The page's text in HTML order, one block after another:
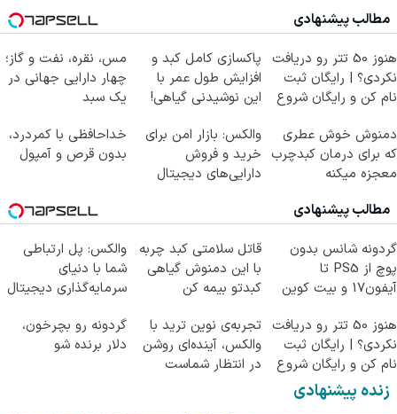
مطالب پیشنهادی
هنوز 50 تتر رو دریافت
نکردی؟ | رایگان ثبت
نام کن و رایگان شروع
پاکسازی کامل کبد و
افزایش طول عمر با
این نوشیدنی گیاهی!
مس، نقره، نفت و گاز؛
چهار دارایی جهانی در
یک سبد
دمنوش خوش عطری
که برای درمان کبدچرب
معجزه میکنه
والکس: بازار امن برای
خرید و فروش
دارایی‌های دیجیتال
خداحافظی با کمردرد،
بدون قرص و آمپول
مطالب پیشنهادی
گردونه شانس بدون
پوچ از PS5 تا
آیفون17 و بیت کوین
قاتل سلامتی کبد چربه
با این دمنوش گیاهی
کبدتو بیمه کن
والکس: پل ارتباطی
شما با دنیای
سرمایه‌گذاری دیجیتال
هنوز 50 تتر رو دریافت
نکردی؟ | رایگان ثبت
نام کن و رایگان شروع
کن!
تجربه‌ی نوین ترید با
والکس، آینده‌ای روشن
در انتظار شماست
گردونه رو بچرخون،
دلار برنده شو
زنده پیشنهادی